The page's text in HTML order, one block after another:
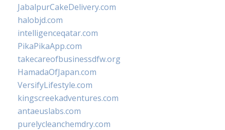
JabalpurCakeDelivery.com
halobjd.com
intelligenceqatar.com
PikaPikaApp.com
takecareofbusinessdfw.org
HamadaOfJapan.com
VersifyLifestyle.com
kingscreekadventures.com
antaeuslabs.com
purelycleanchemdry.com